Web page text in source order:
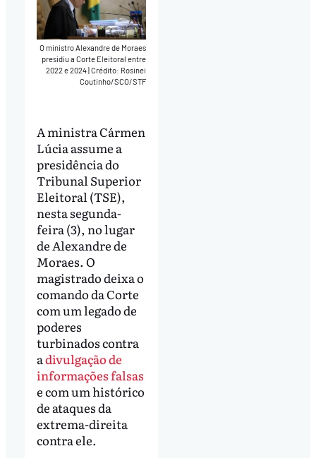
O ministro Alexandre de Moraes
presidiu a Corte Eleitoral entre
2022 e 2024 Crédito: Rosinei
Coutinho/SCO/STF
A ministra Cármen
Lúcia assume a
presidência do
Tribunal Superior
Eleitoral (TSE),
nesta segunda-
feira (3), no lugar
de Alexandre de
Moraes. O
magistrado deixa o
comando da Corte
com um legado de
poderes
turbinados contra
adivulgação de
informações falsas
e com um histórico
de ataques da
extrema-direita
contra ele.